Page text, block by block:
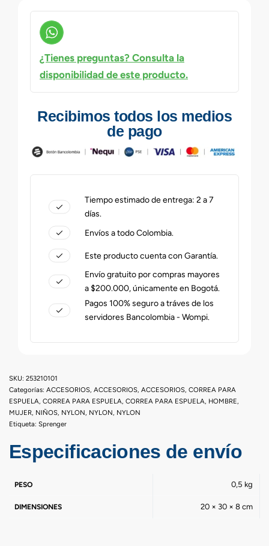
¿Tienes preguntas? Consulta la
disponibilidad de este producto.
Recibimos todos los medios
de pago
Tiempo estimado de entrega: 2 a 7
días.
Envíos a todo Colombia.
Este producto cuenta con Garantía.
Envío gratuito por compras mayores
a $200.000, únicamente en Bogotá.
Pagos 100% seguro a tráves de los
servidores Bancolombia - Wompi.
253210101
Categorías: ACCESORIOS, ACCESORIOS, ACCESORIOS, CORREA PARA
ESPUELA, CORREA PARA ESPUELA, CORREA PARA ESPUELA, HOMBRE,
MUJER, NIÑOS, NYLON, NYLON, NYLON
Etiqueta: Sprenger
Especificaciones de envío
PESO 0,5 kg
DIMENSIONES 20 × 30 × 8 cm